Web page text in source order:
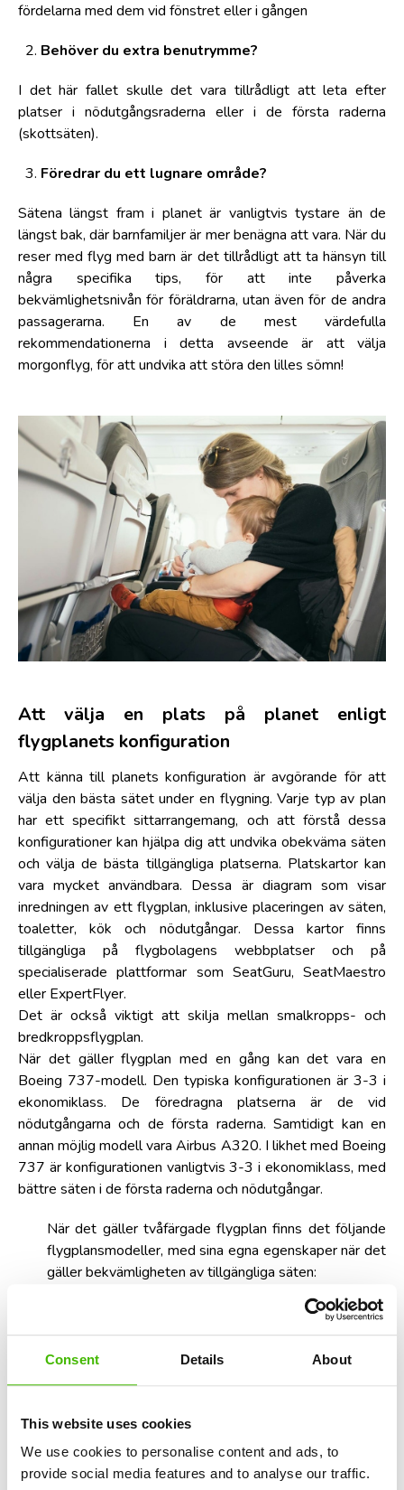
Consent Details About
This website uses cookies
We use cookies to personalise content and ads, to
provide social media features and to analyse our traffic.
fördelarna med dem vid fönstret eller i gången
2. Behöver du extra benutrymme?
I det här fallet skulle det vara tillrådligt att leta efter
platser i nödutgångsraderna eller i de första raderna
(skottsäten).
3. Föredrar du ett lugnare område?
Sätena längst fram i planet är vanligtvis tystare än de
längst bak, där barnfamiljer är mer benägna att vara. När du
reser med flyg med barn är det tillrådligt att ta hänsyn till
några specifika tips, för att inte påverka
bekvämlighetsnivån för föräldrarna, utan även för de andra
passagerarna. En av de mest värdefulla
rekommendationerna i detta avseende är att välja
morgonflyg, för att undvika att störa den lilles sömn!
Att välja en plats på planet enligt
flygplanets konfiguration
Att känna till planets konfiguration är avgörande för att
välja den bästa sätet under en flygning. Varje typ av plan
har ett specifikt sittarrangemang, och att förstå dessa
konfigurationer kan hjälpa dig att undvika obekväma säten
och välja de bästa tillgängliga platserna. Platskartor kan
vara mycket användbara. Dessa är diagram som visar
inredningen av ett flygplan, inklusive placeringen av säten,
toaletter, kök och nödutgångar. Dessa kartor finns
tillgängliga på flygbolagens webbplatser och på
specialiserade plattformar som SeatGuru, SeatMaestro
eller ExpertFlyer.
Det är också viktigt att skilja mellan smalkropps- och
bredkroppsflygplan.
När det gäller flygplan med en gång kan det vara en
Boeing 737-modell. Den typiska konfigurationen är 3-3 i
ekonomiklass. De föredragna platserna är de vid
nödutgångarna och de första raderna. Samtidigt kan en
annan möjlig modell vara Airbus A320. I likhet med Boeing
737 är konfigurationen vanligtvis 3-3 i ekonomiklass, med
bättre säten i de första raderna och nödutgångar.
När det gäller tvåfärgade flygplan finns det följande
flygplansmodeller, med sina egna egenskaper när det
gäller bekvämligheten av tillgängliga säten:
Boeing 777: vanlig konfiguration är 3-4-3 i
ekonomiklass, 2-3-2 i business class. Föredragna
säten inkluderar nödutgångar och mittrader för dem
som föredrar enkel åtkomst till gångarna.
Airbus A380: konfigurationen varierad, men ofta 3-4-
finns) är ofta tystare och erbjuder bättre service.
Boeing 787 Dreamliner: typisk 3-3-3-konfiguration i
ekonomiklass. Sittplatser vid nödutgångarna och i de